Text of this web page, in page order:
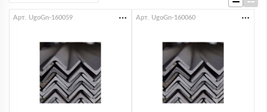
Арт. UgoGn-160059 Арт. UgoGn-160060